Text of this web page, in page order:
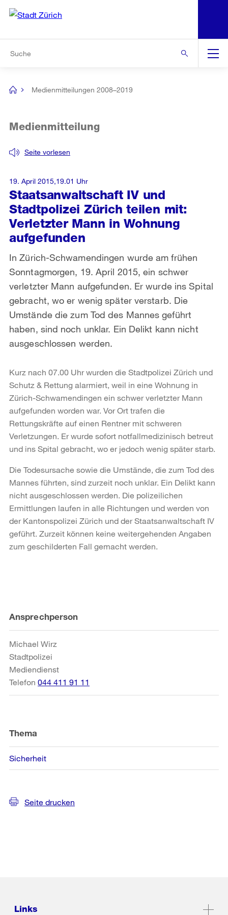
Navigation
[no
Medienmitteilungen 2008–2019
Staatsanwaltschaft IV und
Stadtpolizei Zürich teilen mit:
Verletzter Mann in Wohnung
aufgefunden
Seite vorlesen
Medienmitteilung
In Zürich-Schwamendingen wurde am frühen
Sonntagmorgen, 19. April 2015, ein schwer
verletzter Mann aufgefunden. Er wurde ins Spital
gebracht, wo er wenig später verstarb. Die
Umstände die zum Tod des Mannes geführt
haben, sind noch unklar. Ein Delikt kann nicht
ausgeschlossen werden.
19. April 2015,19.01 Uhr
Kurz nach 07.00 Uhr wurden die Stadtpolizei Zürich und
Schutz & Rettung alarmiert, weil in eine Wohnung in
Zürich-Schwamendingen ein schwer verletzter Mann
aufgefunden worden war. Vor Ort trafen die
Rettungskräfte auf einen Rentner mit schweren
Verletzungen. Er wurde sofort notfallmedizinisch betreut
und ins Spital gebracht, wo er jedoch wenig später starb.
Die Todesursache sowie die Umstände, die zum Tod des
Mannes führten, sind zurzeit noch unklar. Ein Delikt kann
nicht ausgeschlossen werden. Die polizeilichen
Ermittlungen laufen in alle Richtungen und werden von
der Kantonspolizei Zürich und der Staatsanwaltschaft IV
geführt. Zurzeit können keine weitergehenden Angaben
zum geschilderten Fall gemacht werden.
Weitere
Informationen
Ansprechperson
Michael Wirz
Stadtpolizei
Mediendienst
Telefon 044 411 91 11
Thema
Sicherheit
Seite drucken
Links